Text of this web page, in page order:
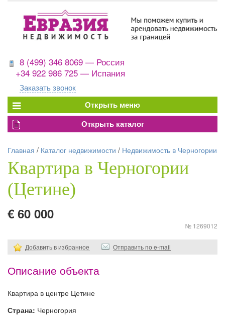
8 (499) 346 8069 — Россия
+34 922 986 725 — Испания
Заказать звонок
Главная / Каталог недвижимости / Недвижимость в Черногории
Квартира в Черногории
(Цетине)
€ 60 000
№ 1269012
Добавить в избранное Отправить по e-mail
Описание объекта
Квартира в центре Цетине
Страна: Черногория